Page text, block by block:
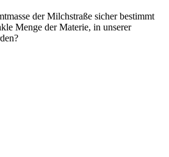
der Milchstraße sicher bestimmt
Menge der Materie, in unserer